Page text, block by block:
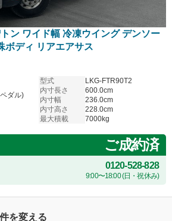
ン ワイド幅 冷凍ウイング デンソー
ディ リアエアサス
ダル)
型式
LKG-FTR90T2
内寸長さ
600.0cm
内寸幅
236.0cm
内寸高さ
228.0cm
最大積載
7000kg
ご成約済
0120-528-828
9:00〜18:00 (日・祝休み)
を変える